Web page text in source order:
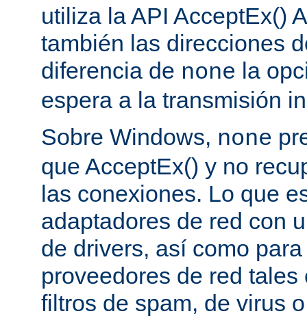
utiliza la API AcceptEx()
también las direcciones
diferencia de none la
espera a la transmisión
Sobre Windows, none
que AcceptEx() y no
las conexiones. Lo que
adaptadores de red con
de drivers, así como
proveedores de red
filtros de spam, de virus